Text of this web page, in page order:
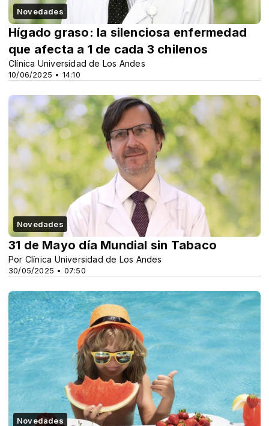
Novedades
10/06/2025 • 14:10
Hígado graso: la silenciosa enfermedad
que afecta a 1 de cada 3 chilenos
Clínica Universidad de Los Andes
Novedades
30/05/2025 • 07:50
31 de Mayo día Mundial sin Tabaco
Por Clínica Universidad de Los Andes
Novedades